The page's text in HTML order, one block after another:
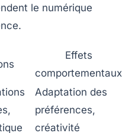
le numérique
Effets
comportementaux
Adaptation des
préférences,
créativité